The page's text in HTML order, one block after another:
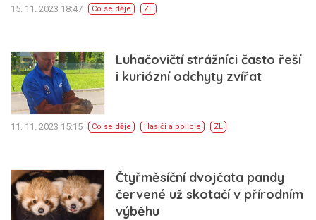
15. 11. 2023 18:47 Co se děje ZL
Luhačovičtí strážníci často řeší
i kuriózní odchyty zvířat
11. 11. 2023 15:15 Co se děje Hasiči a policie ZL
Čtyřměsíční dvojčata pandy
červené už skotačí v přírodním
výběhu